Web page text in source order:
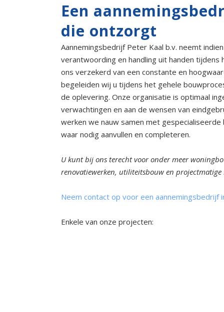
Een
die ontzorgt
Aannemingsbedrijf Peter Kaal b.v. neemt
verantwoording en handling uit handen
ons verzekerd van een constante en
begeleiden wij u tijdens het gehele
de oplevering. Onze organisatie is optimaal
verwachtingen en aan de wensen van
werken we nauw samen met
waar nodig aanvullen en completeren.
U kunt bij ons terecht voor onder meer
renovatiewerken, utiliteitsbouw en projectmatige
Neem contact op voor een aannemingsbedrijf
Enkele van onze projecten: